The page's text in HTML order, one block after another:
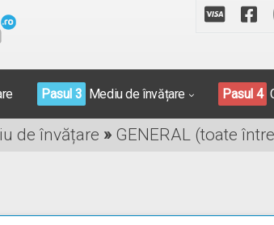
Pasul 3 Mediu de învățare Pasul 4
de învățare » GENERAL (toate